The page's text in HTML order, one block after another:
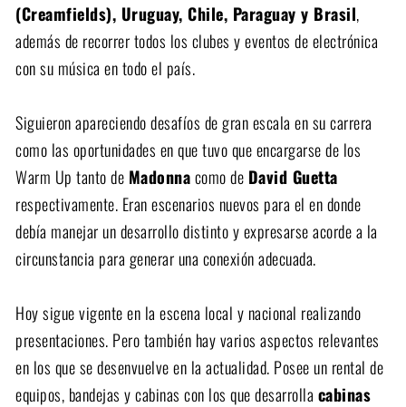
(Creamfields), Uruguay, Chile, Paraguay y Brasil,
además de recorrer todos los clubes y eventos de electrónica
con su música en todo el país.
Siguieron apareciendo desafíos de gran escala en su carrera
como las oportunidades en que tuvo que encargarse de los
Warm Up tanto de Madonnacomo de David Guetta
respectivamente. Eran escenarios nuevos para el en donde
debía manejar un desarrollo distinto y expresarse acorde a la
circunstancia para generar una conexión adecuada.
Hoy sigue vigente en la escena local y nacional realizando
presentaciones. Pero también hay varios aspectos relevantes
en los que se desenvuelve en la actualidad. Posee un rental de
equipos, bandejas y cabinas con los que desarrolla cabinas